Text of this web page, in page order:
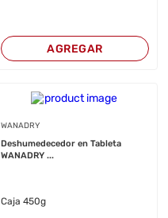
AGREGAR
WANADRY
Deshumedecedor en Tableta
WANADRY ...
Caja 450g